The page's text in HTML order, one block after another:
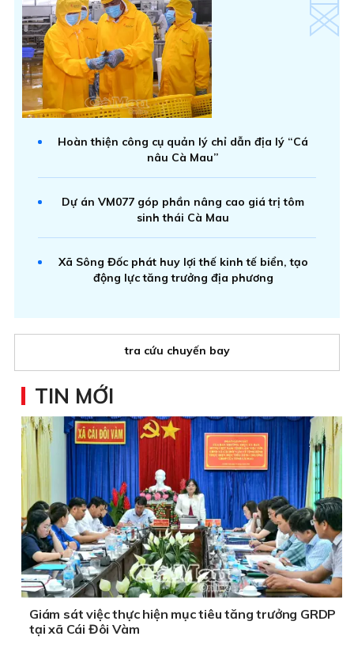
Hoàn thiện công cụ quản lý chỉ dẫn địa lý “Cá
nâu Cà Mau”
Dự án VM077 góp phần nâng cao giá trị tôm
sinh thái Cà Mau
Xã Sông Đốc phát huy lợi thế kinh tế biển, tạo
động lực tăng trưởng địa phương
tra cứu chuyến bay
TIN MỚI
Giám sát việc thực hiện mục tiêu tăng trưởng GRDP
tại xã Cái Đôi Vàm